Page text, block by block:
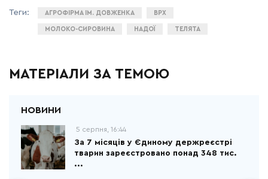
АГРОФІРМА ІМ. ДОВЖЕНКА ВРХ
МОЛОКО-СИРОВИНА НАДОЇ ТЕЛЯТА
МАТЕРІАЛИ ЗА ТЕМОЮ
5 серпня, 16:44
За 7 місяців у Єдиному держреєстрі
тварин зареєстровано понад 348 тис.
...